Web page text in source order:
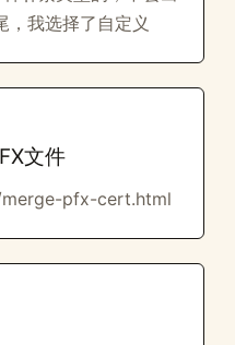
我选择了自定义
文件
pfx-cert.html